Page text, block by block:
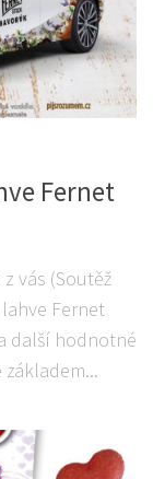
Fernet
vás (Soutěž
Fernet
další hodnotné